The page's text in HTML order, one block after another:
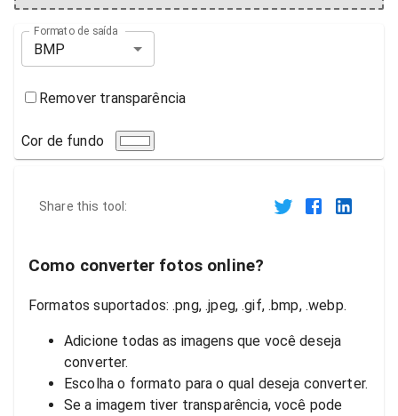
Formato de saída
BMP
Remover transparência
Cor de fundo
Share this tool:
Como converter fotos online?
Formatos suportados: .png, .jpeg, .gif, .bmp, .webp.
Adicione todas as imagens que você deseja
converter.
Escolha o formato para o qual deseja converter.
Se a imagem tiver transparência, você pode